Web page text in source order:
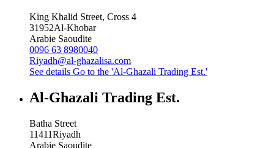
King Khalid Street, Cross 4
31952Al-Khobar
Arabie Saoudite
0096 63 8980040
Riyadh@al-ghazalisa.com
See details Go to the 'Al-Ghazali Trading Est.'
Al-Ghazali Trading Est.
Batha Street
11411Riyadh
Arabie Saoudite